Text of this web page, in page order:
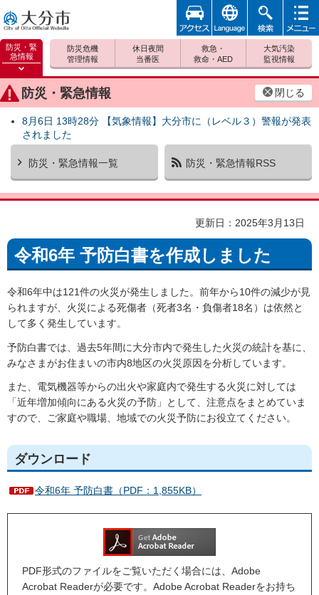
大分市
防災・緊
急情報
防災緊
急情報
を開く
防災・緊急情報 閉じる
8月6日 13時28分 【気象情報】大分市に（レベル３）警報が発表
されました
防災・緊急情報一覧 防災・緊急情報RSS
防災危機
管理情報
休日夜間
当番医
救急・
救命・AED
大気汚染
監視情報
アクセ
ス
foreign 検索
メニュ
更新日：2025年3月13日
令和6年 予防白書を作成しました
令和6年中は121件の火災が発生しました。前年から10件の減少が見
られますが、火災による死傷者（死者3名・負傷者18名）は依然と
して多く発生しています。
予防白書では、過去5年間に大分市内で発生した火災の統計を基に、
みなさまがお住まいの市内8地区の火災原因を分析しています。
また、電気機器等からの出火や家庭内で発生する火災に対しては
「近年増加傾向にある火災の予防」として、注意点をまとめていま
すので、ご家庭や職場、地域での火災予防にお役立てください。
ダウンロード
令和6年 予防白書（PDF：1,855KB）
PDF形式のファイルをご覧いただく場合には、Adobe
Acrobat Readerが必要です。Adobe Acrobat Readerをお持ち